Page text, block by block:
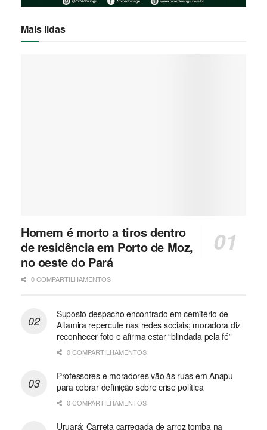
Mais lidas
Homem é morto a tiros dentro
de residência em Porto de Moz,
no oeste do Pará
0 COMPARTILHAMENTOS
Suposto despacho encontrado em cemitério de
Altamira repercute nas redes sociais; moradora diz
reconhecer foto e afirma estar “blindada pela fé”
0 COMPARTILHAMENTOS
Professores e moradores vão às ruas em Anapu
para cobrar definição sobre crise política
0 COMPARTILHAMENTOS
Uruará: Carreta carregada de arroz tomba na